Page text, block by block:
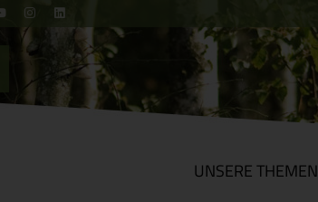
UNSERE THEMEN